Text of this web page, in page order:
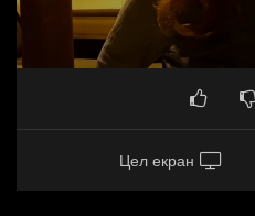
Цел екран